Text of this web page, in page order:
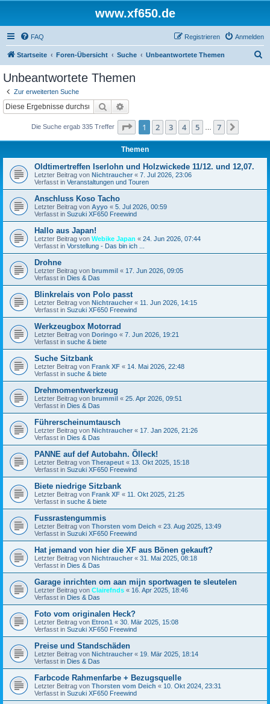
www.xf650.de
FAQ Anmelden
Registrieren
Startseite Foren-Übersicht Suche Unbeantwortete Themen
Unbeantwortete Themen
Zur erweiterten Suche
Suche
Die Suche ergab 335 Treffer Seite 1von
1 2 3 4 5 7
Themen
Oldtimertreffen Iserlohn und Holzwickede 11/12. und 12,07.
Letzter Beitrag von Nichtraucher « 7. Jul 2026, 23:06
Verfasst in Veranstaltungen und Touren
Anschluss Koso Tacho
Letzter Beitrag von Ayyo « 5. Jul 2026, 00:59
Verfasst in Suzuki XF650 Freewind
Hallo aus Japan!
Letzter Beitrag von Webike Japan « 24. Jun 2026, 07:44
Verfasst in Vorstellung - Das bin ich ...
Drohne
Letzter Beitrag von brummil « 17. Jun 2026, 09:05
Verfasst in Dies & Das
Blinkrelais von Polo passt
Letzter Beitrag von Nichtraucher « 11. Jun 2026, 14:15
Verfasst in Suzuki XF650 Freewind
Werkzeugbox Motorrad
Letzter Beitrag von Doringo « 7. Jun 2026, 19:21
Verfasst in suche & biete
Suche Sitzbank
Letzter Beitrag von Frank XF « 14. Mai 2026, 22:48
Verfasst in suche & biete
Drehmomentwerkzeug
Letzter Beitrag von brummil « 25. Apr 2026, 09:51
Verfasst in Dies & Das
Führerscheinumtausch
Letzter Beitrag von Nichtraucher « 17. Jan 2026, 21:26
Verfasst in Dies & Das
PANNE auf def Autobahn. Ölleck!
Letzter Beitrag von Therapeut « 13. Okt 2025, 15:18
Verfasst in Suzuki XF650 Freewind
Biete niedrige Sitzbank
Letzter Beitrag von Frank XF « 11. Okt 2025, 21:25
Verfasst in suche & biete
Fussrastengummis
Letzter Beitrag von Thorsten vom Deich « 23. Aug 2025, 13:49
Verfasst in Suzuki XF650 Freewind
Hat jemand von hier die XF aus Bönen gekauft?
Letzter Beitrag von Nichtraucher « 31. Mai 2025, 08:18
Verfasst in Dies & Das
Garage inrichten om aan mijn sportwagen te sleutelen
Letzter Beitrag von Clairefnds « 16. Apr 2025, 18:46
Verfasst in Dies & Das
Foto vom originalen Heck?
Letzter Beitrag von Etron1 « 30. Mär 2025, 15:08
Verfasst in Suzuki XF650 Freewind
Preise und Standschäden
Letzter Beitrag von Nichtraucher « 19. Mär 2025, 18:14
Verfasst in Dies & Das
Farbcode Rahmenfarbe + Bezugsquelle
Letzter Beitrag von Thorsten vom Deich « 10. Okt 2024, 23:31
Verfasst in Suzuki XF650 Freewind